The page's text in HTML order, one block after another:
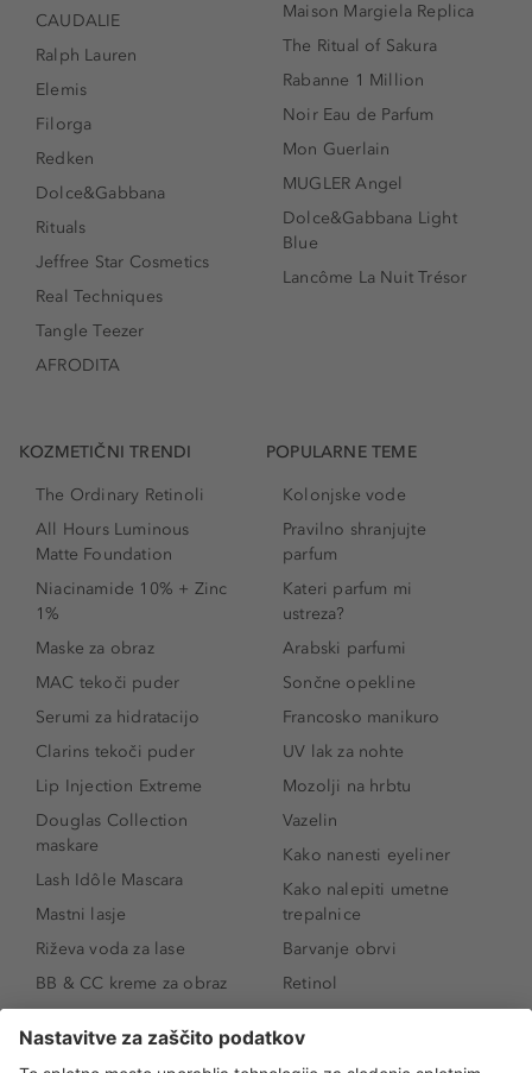
CAUDALIE
Ralph Lauren
Elemis
Filorga
Redken
Dolce&Gabbana
Rituals
Jeffree Star Cosmetics
Real Techniques
Tangle Teezer
AFRODITA
Maison Margiela Replica
The Ritual of Sakura
Rabanne 1 Million
Noir Eau de Parfum
Mon Guerlain
MUGLER Angel
Dolce&Gabbana Light
Blue
Lancôme La Nuit Trésor
KOZMETIČNI TRENDI
The Ordinary Retinoli
All Hours Luminous
Matte Foundation
Niacinamide 10% + Zinc
1%
Maske za obraz
MAC tekoči puder
Serumi za hidratacijo
Clarins tekoči puder
Lip Injection Extreme
Douglas Collection
maskare
Lash Idôle Mascara
Mastni lasje
Riževa voda za lase
BB & CC kreme za obraz
SPF 30
POPULARNE TEME
Kolonjske vode
Pravilno shranjujte
parfum
Kateri parfum mi
ustreza?
Arabski parfumi
Sončne opekline
Francosko manikuro
UV lak za nohte
Mozolji na hrbtu
Vazelin
Kako nanesti eyeliner
Kako nalepiti umetne
trepalnice
Barvanje obrvi
Retinol